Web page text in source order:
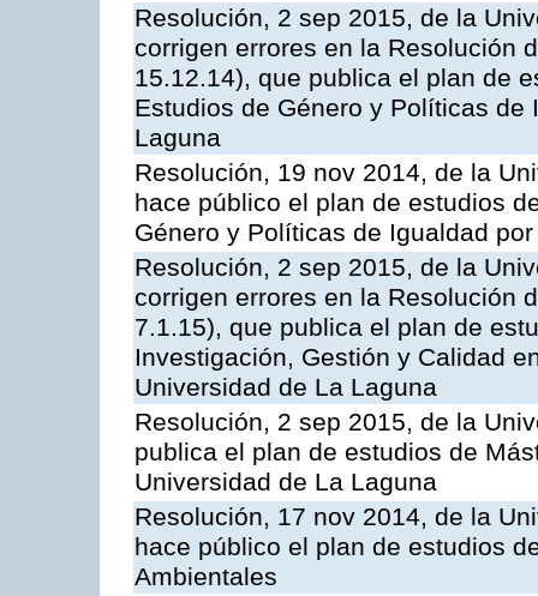
Resolución, 2 sep 2015, de la
corrigen errores en la Resolución
15.12.14), que publica el plan de
Estudios de Género y Políticas
Laguna
Resolución, 19 nov 2014, de la
hace público el plan de estudios
Género y Políticas de Igualdad
Resolución, 2 sep 2015, de la
corrigen errores en la Resolución
7.1.15), que publica el plan de
Investigación, Gestión y Calidad
Universidad de La Laguna
Resolución, 2 sep 2015, de la
publica el plan de estudios de
Universidad de La Laguna
Resolución, 17 nov 2014, de la
hace público el plan de estudios
Ambientales